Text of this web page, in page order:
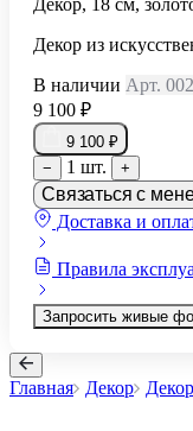
Декор из
В наличии Арт.
9 100 ₽
9 100 ₽
−
1 шт. +
Связаться с
Доставка и
Правила
Запросить живые
Главная Декор Декор